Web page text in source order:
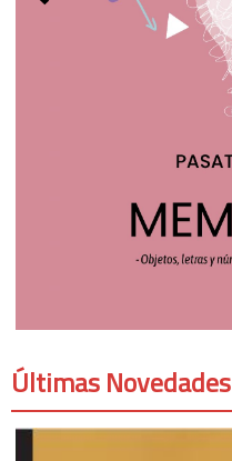
Últimas Novedades